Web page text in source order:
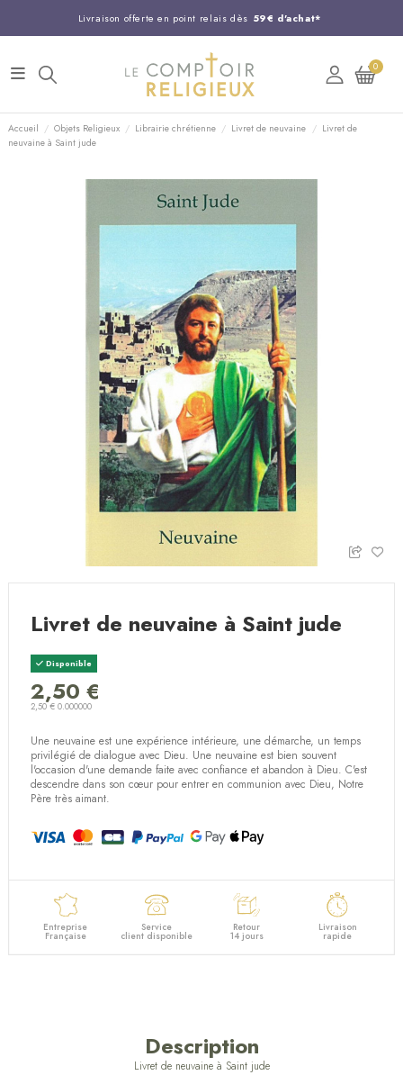
Livraison offerte en point relais dès 59€ d'achat*
Entreprise Française familiale
Support client disponible au 03 20 24 74 15
Commandez avant 14H, expédition le jour même !
0
Accueil Objets Religieux Librairie chrétienne Livret de neuvaine
Livret de
neuvaine à Saint jude
Livret de neuvaine à Saint jude
Disponible
2,50 €
2,50 € 0.000000
Une neuvaine est une expérience intérieure, une démarche, un temps
privilégié de dialogue avec Dieu. Une neuvaine est bien souvent
l'occasion d'une demande faite avec confiance et abandon à Dieu. C'est
descendre dans son cœur pour entrer en communion avec Dieu, Notre
Père très aimant.
Entreprise
Française
Service
client disponible
Retour
14 jours
Livraison
rapide
Description
Livret de neuvaine à Saint jude